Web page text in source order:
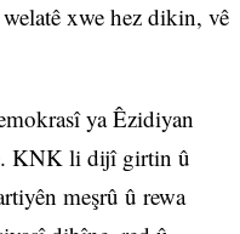
xwe hez dikin, vê
ya Êzidiyan
KNK li dijî girtin û
meşrû û rewa